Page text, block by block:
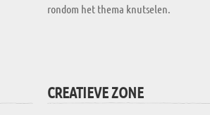
rondom het thema knutselen.
CREATIEVE ZONE